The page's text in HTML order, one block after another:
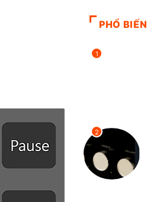
PHỔ BIẾN
1
2